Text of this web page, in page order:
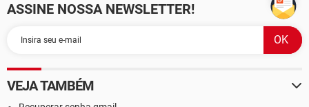
ASSINE NOSSA NEWSLETTER!
VEJA TAMBÉM